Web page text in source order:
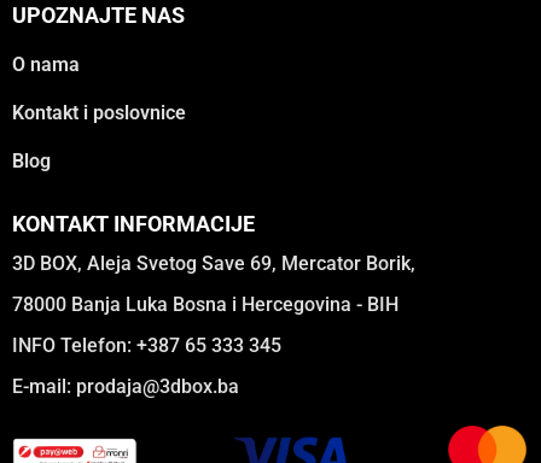
UPOZNAJTE NAS
O nama
Kontakt i poslovnice
Blog
KONTAKT INFORMACIJE
3D BOX, Aleja Svetog Save 69, Mercator Borik,
78000 Banja Luka Bosna i Hercegovina - BIH
INFO Telefon: +387 65 333 345
E-mail: prodaja@3dbox.ba